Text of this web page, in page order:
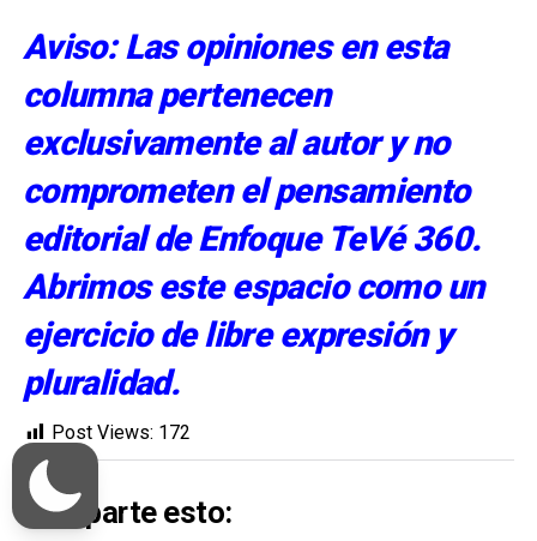
Aviso: Las opiniones en esta
columna pertenecen
exclusivamente al autor y no
comprometen el pensamiento
editorial de Enfoque TeVé 360.
Abrimos este espacio como un
ejercicio de libre expresión y
pluralidad.
Post Views: 172
Comparte esto: